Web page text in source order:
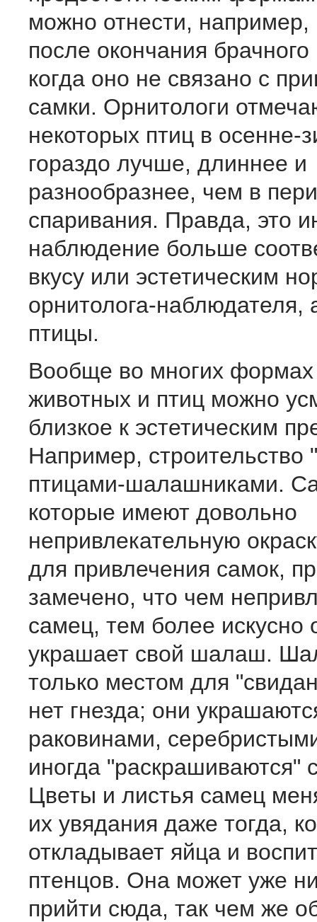
можно отнести, например,
после окончания
когда оно не связано с
самки. Орнитологи
некоторых птиц в осенне-
гораздо лучше, длиннее и
разнообразнее, чем в
спаривания. Правда, это
наблюдение больше
вкусу или эстетическим
орнитолога-
птицы.
Вообще во многих формах
животных и птиц можно
близкое к эстетическим
Например,
птицами-шалашниками.
которые имеют довольно
непривлекательную
для привлечения самок,
замечено, что чем
самец, тем более искусно
украшает свой шалаш.
только местом для
нет гнезда; они
раковинами,
иногда "раскрашиваются"
Цветы и листья самец
их увядания даже тогда,
откладывает яйца и
птенцов. Она может уже
прийти сюда, так чем же